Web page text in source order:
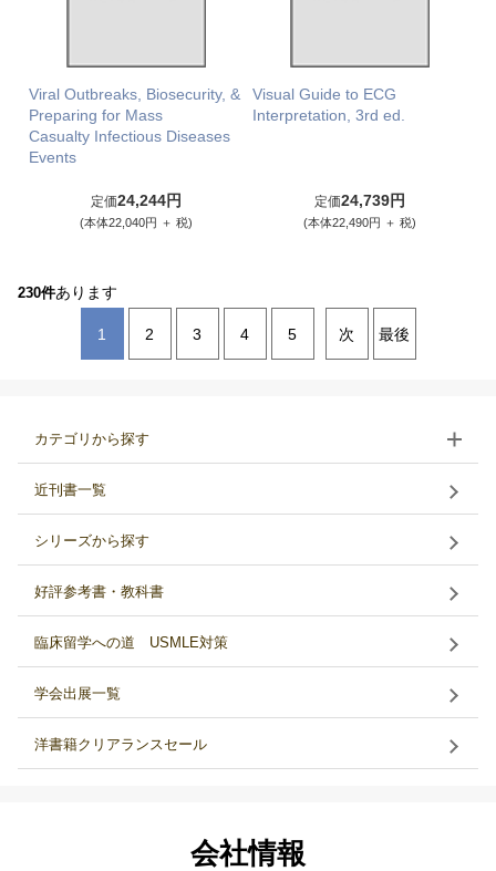
Viral Outbreaks, Biosecurity, &
Preparing for Mass
Casualty Infectious Diseases
Events
定価24,244円
(本体22,040円 ＋ 税)
Visual Guide to ECG
Interpretation, 3rd ed.
定価24,739円
(本体22,490円 ＋ 税)
230件あります
1 2 3 4 5 次 最後
カテゴリから探す
近刊書一覧
シリーズから探す
好評参考書・教科書
臨床留学への道 USMLE対策
学会出展一覧
洋書籍クリアランスセール
会社情報